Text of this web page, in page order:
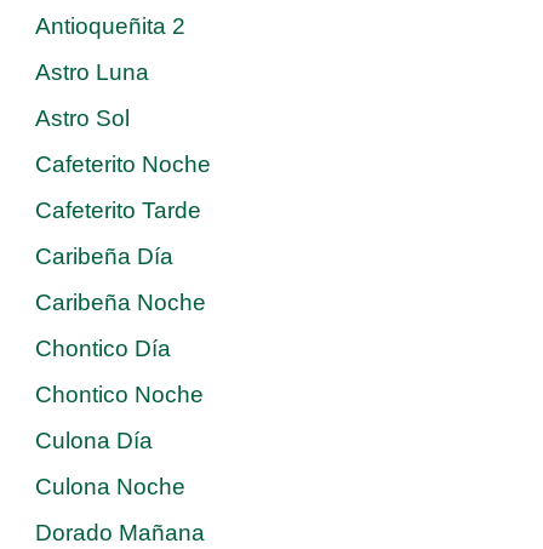
Antioqueñita 2
Astro Luna
Astro Sol
Cafeterito Noche
Cafeterito Tarde
Caribeña Día
Caribeña Noche
Chontico Día
Chontico Noche
Culona Día
Culona Noche
Dorado Mañana